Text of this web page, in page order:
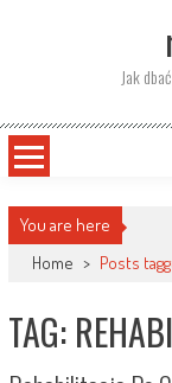
Jak
You are here
Home > Posts
TAG: